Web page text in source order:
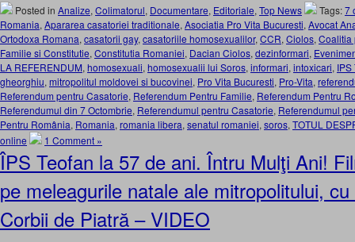
Posted in Analize, Colimatorul, Documentare, Editoriale, Top News Tags:7
Romania, Apararea casatoriei traditionale, Asociatia Pro Vita Bucuresti, Avocat
Ortodoxa Romana, casatorii gay, casatoriile homosexualilor, CCR, Ciolos, Coalitia
Familie si Constitutie, Constitutia Romaniei, Dacian Ciolos, dezinformari,
LA REFERENDUM, homosexuali, homosexualii lui Soros, informari, intoxicari, IPS
gheorghiu, mitropolitul moldovei si bucovinei, Pro Vita Bucuresti, Pro-Vita,
Referendum pentru Casatorie, Referendum Pentru Familie, Referendum Pentru
Referendumul din 7 Octombrie, Referendumul pentru Casatorie, Referendumul
Pentru România, Romania, romania libera, senatul romaniei, soros, TOTUL
online
1 Comment »
ÎPS Teofan la 57 de ani. Întru Mulţi Ani!
pe meleagurile natale ale mitropolitului,
Corbii de Piatră – VIDEO